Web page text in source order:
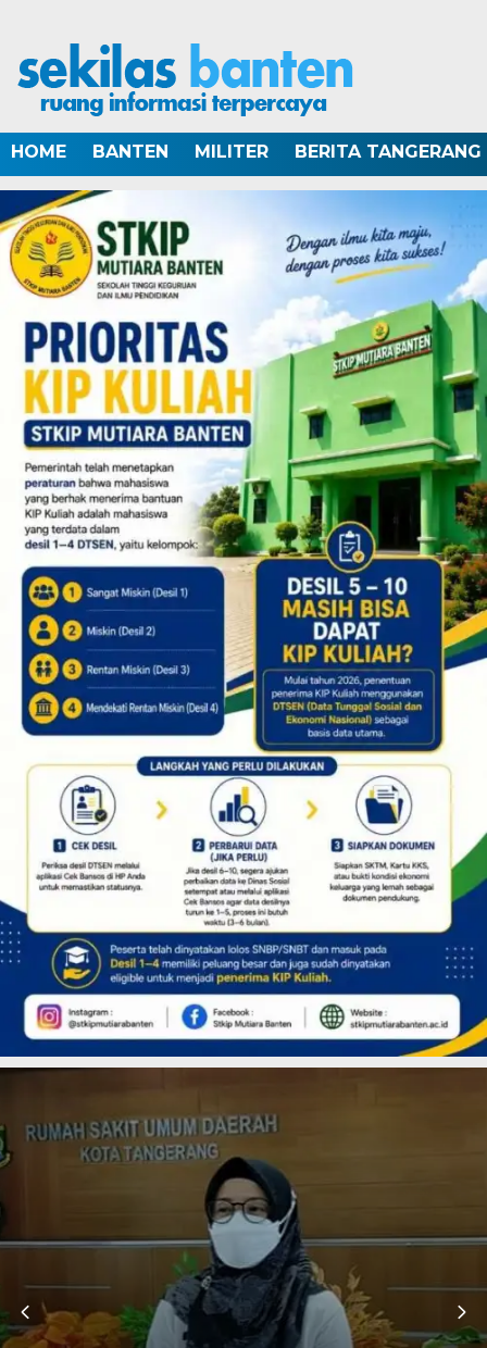
HOME BANTEN MILITER BERITA TANGERANG